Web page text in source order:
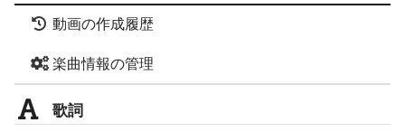
動画の作成履歴
楽曲情報の管理
歌詞